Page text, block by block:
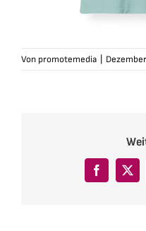
Von promotemedia
Facebook
X